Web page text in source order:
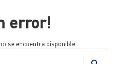
error!
se encuentra disponible.